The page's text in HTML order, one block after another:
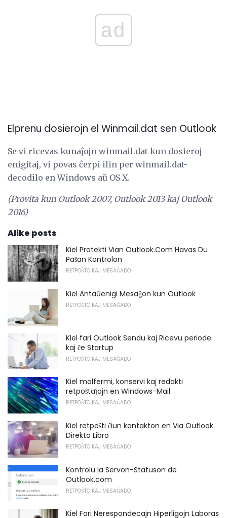
ad
Elprenu dosierojn el Winmail.dat sen Outlook
Se vi ricevas kunaĵojn winmail.dat kun dosieroj
enigitaj, vi povas ĉerpi ilin per winmail.dat-
decodilo en Windows aŭ OS X.
(Provita kun Outlook 2007, Outlook 2013 kaj Outlook
2016)
Alike posts
Kiel Protekti Vian Outlook.Com Havas Du
Paŝan Kontrolon
RETPOŜTO KAJ MESAĜADO
Kiel Antaŭenigi Mesaĝon kun Outlook
RETPOŜTO KAJ MESAĜADO
Kiel fari Outlook Sendu kaj Ricevu periode
kaj ĉe Startup
RETPOŜTO KAJ MESAĜADO
Kiel malfermi, konservi kaj redakti
retpoŝtaĵojn en Windows-Mail
RETPOŜTO KAJ MESAĜADO
Kiel retpoŝti ĉiun kontakton en Via Outlook
Direkta Libro
RETPOŜTO KAJ MESAĜADO
Kontrolu la Servon-Statuson de
Outlook.com
RETPOŜTO KAJ MESAĜADO
Kiel Fari Nerespondecajn Hiperligojn Laboras